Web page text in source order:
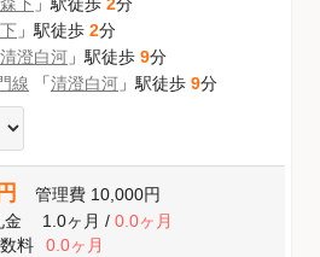
」駅徒歩 2分
清澄白河 」駅徒歩 9分
線 「清澄白河 」駅徒歩 9分
管理費 10,000円
金 1.0ヶ月/ 0.0ヶ月
料
0.0ヶ月